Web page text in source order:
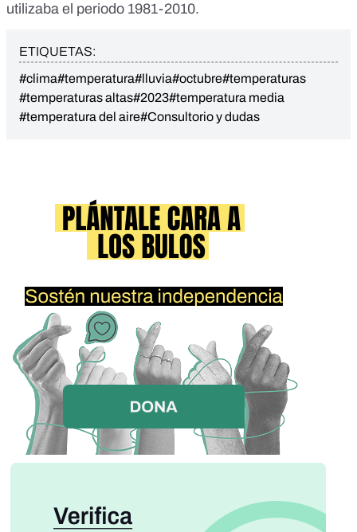
utilizaba el periodo 1981-2010.
ETIQUETAS:
#clima#temperatura#lluvia#octubre#temperaturas
#temperaturas altas#2023#temperatura media
#temperatura del aire#Consultorio y dudas